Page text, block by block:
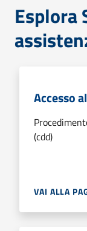
Esplora
Accesso
(cdd)
VAI ALLA